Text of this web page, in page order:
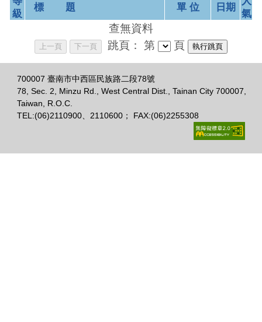
級
標 題 單 位 日期
氣
查無資料
跳頁：
第 頁
700007 臺南市中西區民族路二段78號
78, Sec. 2, Minzu Rd., West Central Dist., Tainan City 700007,
Taiwan, R.O.C.
TEL:(06)2110900、2110600； FAX:(06)2255308